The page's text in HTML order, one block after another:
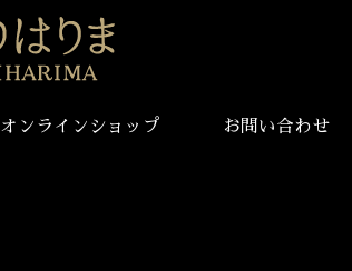
オンラインショップ お問い合わせ